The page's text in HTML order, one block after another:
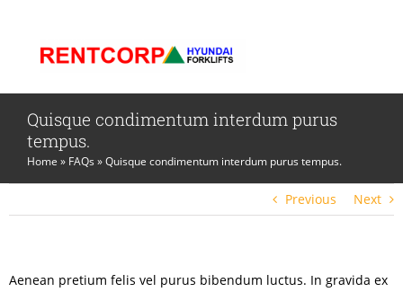
Quisque condimentum interdum purus
tempus.
Home » FAQs »Quisque condimentum interdum purus tempus.
Previous Next
Aenean pretium felis vel purus bibendum luctus. In gravida ex